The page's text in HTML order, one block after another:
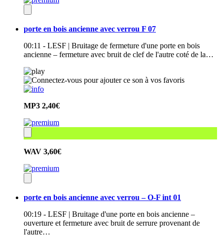
porte en bois ancienne avec verrou F 07
00:11 - LESF | Bruitage de fermeture d'une porte en bois
ancienne – fermeture avec bruit de clef de l'autre coté de la…
MP3 2,40€
WAV 3,60€
porte en bois ancienne avec verrou – O-F int 01
00:19 - LESF | Bruitage d'une porte en bois ancienne –
ouverture et fermeture avec bruit de serrure provenant de
l'autre…